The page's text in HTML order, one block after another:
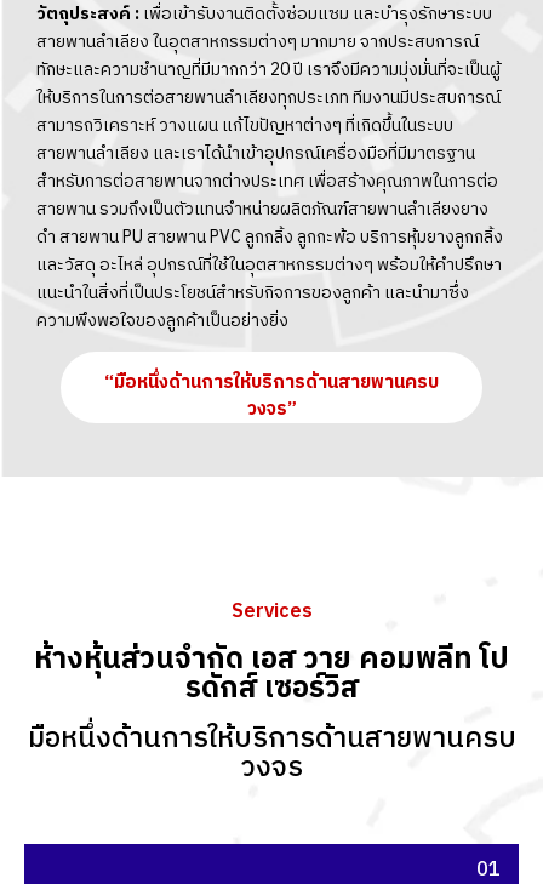
วัตถุประสงค์ :เพื่อเข้ารับงานติดตั้งซ่อมแซม และบำรุงรักษาระบบ
สายพานลำเลียง ในอุตสาหกรรมต่างๆ มากมาย จากประสบการณ์
ทักษะและความชำนาญที่มีมากกว่า 20 ปี เราจึงมีความมุ่งมั่นที่จะเป็นผู้
ให้บริการในการต่อสายพานลำเลียงทุกประเภท ทีมงานมีประสบการณ์
สามารถวิเคราะห์ วางแผน แก้ไขปัญหาต่างๆ ที่เกิดขึ้นในระบบ
สายพานลำเลียง และเราได้นำเข้าอุปกรณ์เครื่องมือที่มีมาตรฐาน
สำหรับการต่อสายพานจากต่างประเทศ เพื่อสร้างคุณภาพในการต่อ
สายพาน รวมถึงเป็นตัวแทนจำหน่ายผลิตภัณฑ์สายพานลำเลียงยาง
ดำ สายพาน PU สายพาน PVC ลูกกลิ้ง ลูกกะพ้อ บริการหุ้มยางลูกกลิ้ง
และวัสดุ อะไหล่ อุปกรณ์ที่ใช้ในอุตสาหกรรมต่างๆ พร้อมให้คำปรึกษา
แนะนำในสิ่งที่เป็นประโยชน์สำหรับกิจการของลูกค้า และนำมาซึ่ง
ความพึงพอใจของลูกค้าเป็นอย่างยิ่ง
“มือหนึ่งด้านการให้บริการด้านสายพานครบ
วงจร”
Services
ห้างหุ้นส่วนจำกัด เอส วาย คอมพลีท โป
รดักส์ เซอร์วิส
มือหนึ่งด้านการให้บริการด้านสายพานครบ
วงจร
01